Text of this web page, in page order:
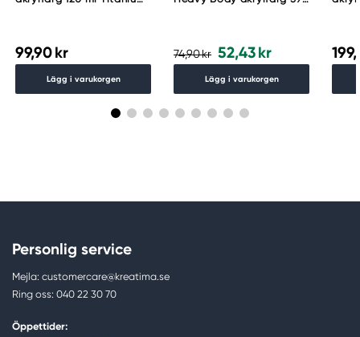
99,90 kr
Lägg i varukorgen
74,90 kr 52,43 kr
Lägg i varukorgen
Personlig service
Mejla: customercare@kreatima.se
Ring oss: 040 22 30 70
Öppettider: